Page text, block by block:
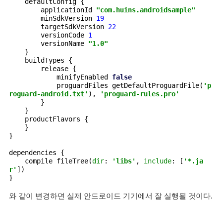
defaultConfig {
        applicationId
"com.huins.androidsample"
minSdkVersion 19
targetSdkVersion 22
versionCode 1
versionName "1.0"
}
    buildTypes {
        release {
            minifyEnabled
false
proguardFiles getDefaultProguardFile( 'p
roguard-android.txt' ),
'proguard-rules.pro'
}
    }
    productFlavors {
    }
}
dependencies {
    compile fileTree(
dir: 'libs' , include: [ '*.ja
r' ])
}
와 같이 변경하면 실제 안드로이드 기기에서 잘 실행될 것이다.